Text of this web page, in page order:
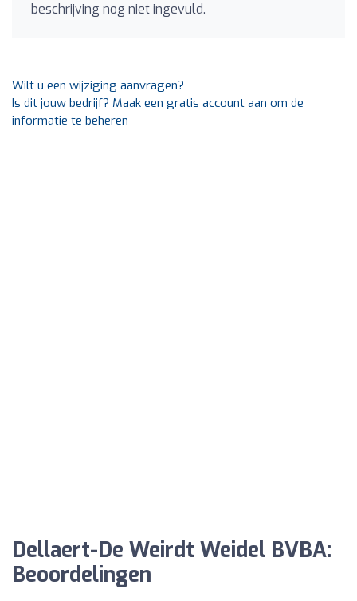
beschrijving nog niet ingevuld.
Wilt u een wijziging aanvragen?
Is dit jouw bedrijf? Maak een gratis account aan om de
informatie te beheren
Dellaert-De Weirdt Weidel BVBA:
Beoordelingen